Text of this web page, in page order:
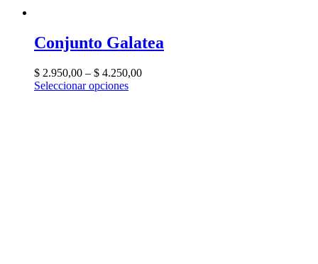
Conjunto Galatea
$ 2.950,00 – $ 4.250,00
Seleccionar opciones